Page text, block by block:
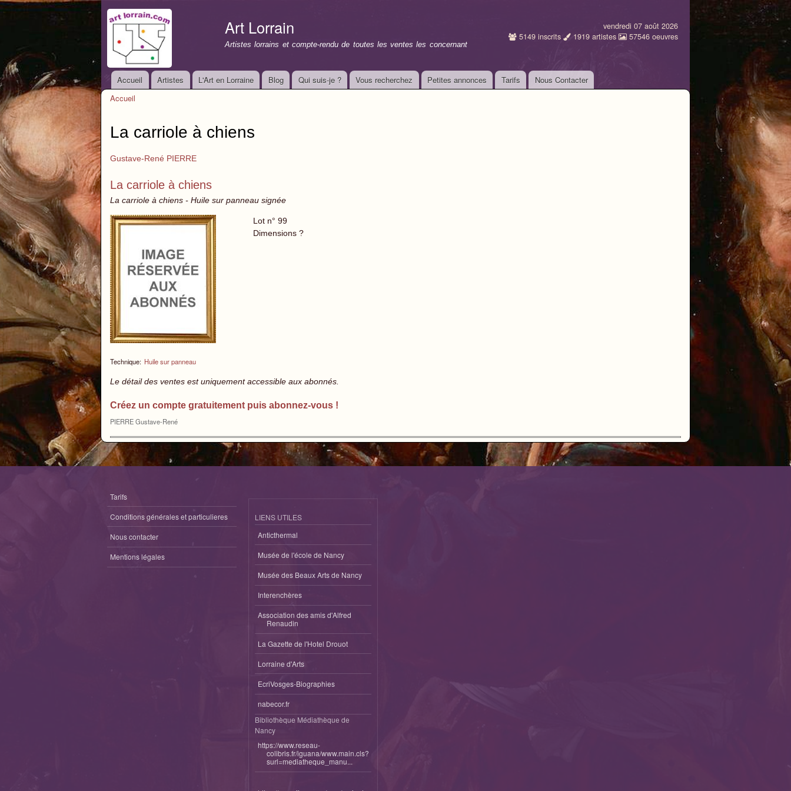
Art Lorrain
Artistes lorrains et compte-rendu de toutes les ventes les concernant
vendredi 07 août 2026
5149 inscrits 1919 artistes 57546 oeuvres
Menu principal
Accueil Artistes L'Art en Lorraine Blog Qui suis-je ? Vous recherchez Petites annonces Tarifs Nous Contacter
Accueil
La carriole à chiens
Gustave-René PIERRE
La carriole à chiens
La carriole à chiens - Huile sur panneau signée
Technique: Huile sur panneau
Lot n° 99
Dimensions ?
Le détail des ventes est uniquement accessible aux abonnés.
Créez un compte gratuitement puis abonnez-vous !
PIERRE Gustave-René
Tarifs
Conditions générales et particulieres
Nous contacter
Mentions légales
LIENS UTILES
Anticthermal
Musée de l'école de Nancy
Musée des Beaux Arts de Nancy
Interenchères
Association des amis d'Alfred
Renaudin
La Gazette de l'Hotel Drouot
Lorraine d'Arts
EcriVosges-Biographies
nabecor.fr
Bibliothèque Médiathèque de
Nancy
https://www.reseau-
colibris.fr/iguana/www.main.cls?
surl=mediatheque_manu...